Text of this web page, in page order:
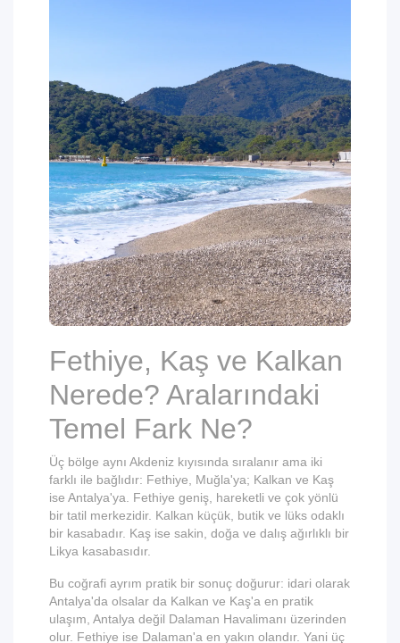
Fethiye, Kaş ve Kalkan
Nerede? Aralarındaki
Temel Fark Ne?
Üç bölge aynı Akdeniz kıyısında sıralanır ama iki
farklı ile bağlıdır: Fethiye, Muğla'ya; Kalkan ve Kaş
ise Antalya'ya. Fethiye geniş, hareketli ve çok yönlü
bir tatil merkezidir. Kalkan küçük, butik ve lüks odaklı
bir kasabadır. Kaş ise sakin, doğa ve dalış ağırlıklı bir
Likya kasabasıdır.
Bu coğrafi ayrım pratik bir sonuç doğurur: idari olarak
Antalya'da olsalar da Kalkan ve Kaş'a en pratik
ulaşım, Antalya değil Dalaman Havalimanı üzerinden
olur. Fethiye ise Dalaman'a en yakın olandır. Yani üç